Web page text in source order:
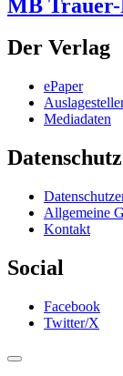
MB
Der Verlag
ePaper
Mediadaten
Datenschutz
Allgemeine
Kontakt
Social
Facebook
Twitter/X